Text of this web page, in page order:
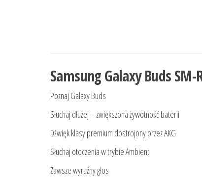
Samsung Galaxy Buds SM-
Poznaj Galaxy Buds
Słuchaj dłużej – zwiększona żywotność baterii
Dźwięk klasy premium dostrojony przez AKG
Słuchaj otoczenia w trybie Ambient
Zawsze wyraźny głos